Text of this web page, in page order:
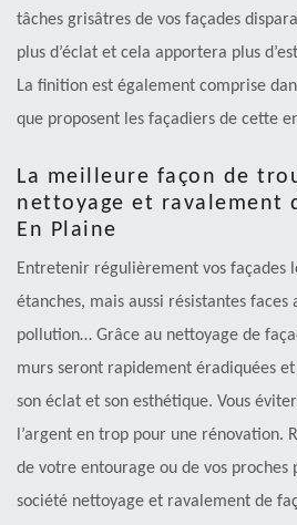
tâches grisâtres de vos façades
plus d’éclat et cela apportera plus
La finition est également comprise
que proposent les façadiers de cette
La meilleure façon de
nettoyage et ravalement
En Plaine
Entretenir régulièrement vos façades
étanches, mais aussi résistantes faces
pollution… Grâce au nettoyage de
murs seront rapidement éradiquées
son éclat et son esthétique. Vous
l’argent en trop pour une rénovation.
de votre entourage ou de vos
société nettoyage et ravalement de